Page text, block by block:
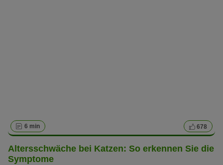
6 min 678
Altersschwäche bei Katzen: So erkennen Sie die
Symptome